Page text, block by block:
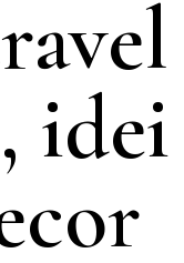
idei